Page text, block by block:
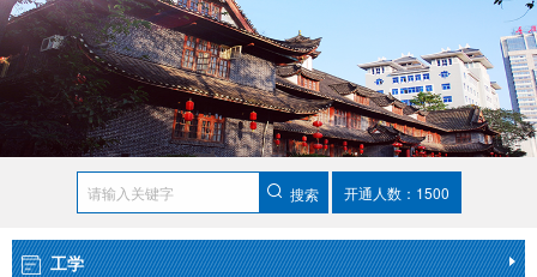
搜索 开通人数：1500
工学